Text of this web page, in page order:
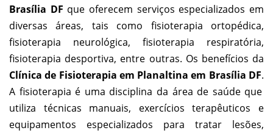
Brasília DF que oferecem serviços especializados em
diversas áreas, tais como fisioterapia ortopédica,
fisioterapia neurológica, fisioterapia respiratória,
fisioterapia desportiva, entre outras. Os benefícios da
Clínica de Fisioterapia em Planaltina em Brasília DF.
A fisioterapia é uma disciplina da área de saúde que
utiliza técnicas manuais, exercícios terapêuticos e
equipamentos especializados para tratar lesões,